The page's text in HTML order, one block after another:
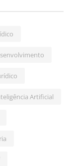
Artificial